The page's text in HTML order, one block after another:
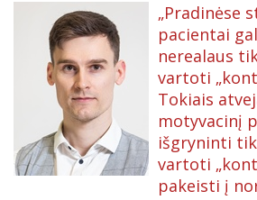
„Pradinėse
pacientai
nerealaus
vartoti
Tokiais
motyvacinį
išgryninti
vartoti
pakeisti į